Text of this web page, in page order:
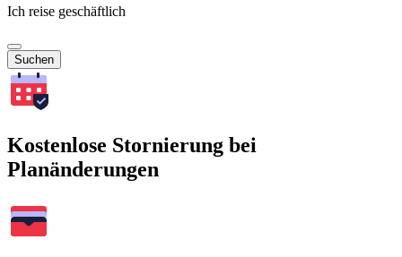
Ich reise geschäftlich
Suchen
Kostenlose Stornierung bei
Planänderungen